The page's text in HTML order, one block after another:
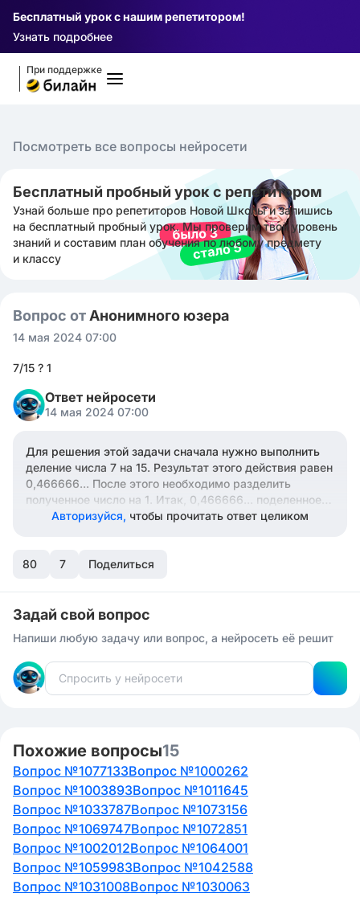
Бесплатный урок с нашим репетитором!
Узнать подробнее
При поддержке
Посмотреть все вопросы нейросети
Бесплатный пробный урок с репетитором
Узнай больше про репетиторов Новой Школы и запишись
на бесплатный пробный урок. Мы проверим твой уровень
знаний и составим план обучения по любому предмету
и классу
Вопрос от Анонимного юзера
14 мая 2024 07:00
7/15 ? 1
Ответ нейросети
14 мая 2024 07:00
Для решения этой задачи сначала нужно выполнить
деление числа 7 на 15. Результат этого действия равен
0,466666... После этого необходимо разделить
полученное число на 1. Итак, 0,466666... поделенное
на 1 равно просто 0,466666... так как любое число,
Авторизуйся, чтобы прочитать ответ целиком
80 7 Поделиться
Задай свой вопрос
Напиши любую задачу или вопрос, а нейросеть её решит
Похожие вопросы15
Вопрос №1077133Вопрос №1000262
Вопрос №1003893Вопрос №1011645
Вопрос №1033787Вопрос №1073156
Вопрос №1069747Вопрос №1072851
Вопрос №1002012Вопрос №1064001
Вопрос №1059983Вопрос №1042588
Вопрос №1031008Вопрос №1030063